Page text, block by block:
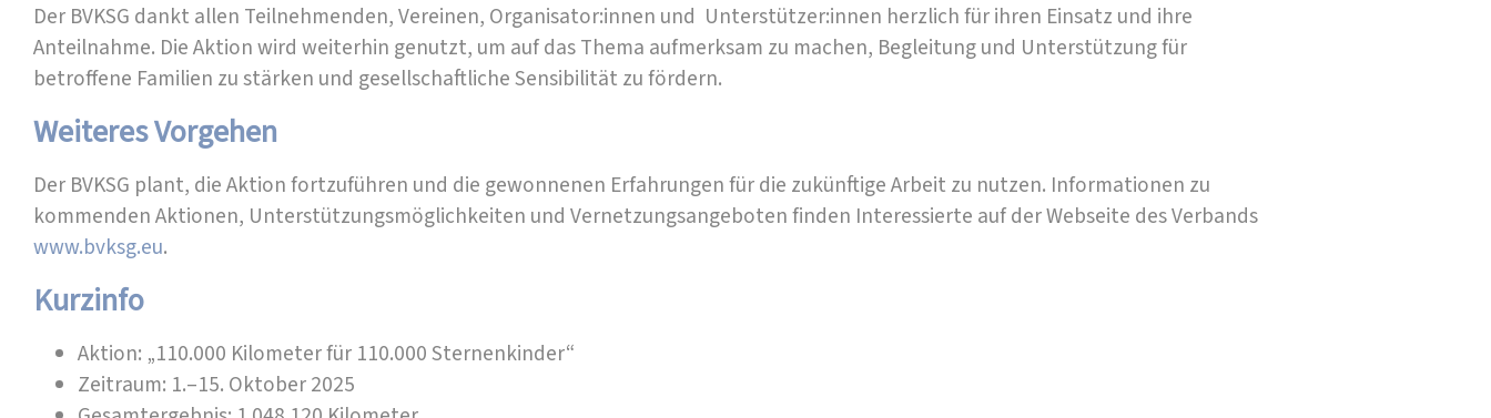
Der BVKSG dankt allen Teilnehmenden, Vereinen, Organisator:innen und Unterstützer:innen herzlich für ihren Einsatz und ihre
Anteilnahme. Die Aktion wird weiterhin genutzt, um auf das Thema aufmerksam zu machen, Begleitung und Unterstützung für
betroffene Familien zu stärken und gesellschaftliche Sensibilität zu fördern.
Weiteres Vorgehen
Der BVKSG plant, die Aktion fortzuführen und die gewonnenen Erfahrungen für die zukünftige Arbeit zu nutzen. Informationen zu
kommenden Aktionen, Unterstützungsmöglichkeiten und Vernetzungsangeboten finden Interessierte auf der Webseite des Verbands
www.bvksg.eu.
Kurzinfo
Aktion: „110.000 Kilometer für 110.000 Sternenkinder“
Zeitraum: 1.–15. Oktober 2025